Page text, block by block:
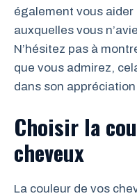
également vous
auxquelles vous
N’hésitez pas à
que vous admirez,
dans son
Choisir la
cheveux
La couleur de vos